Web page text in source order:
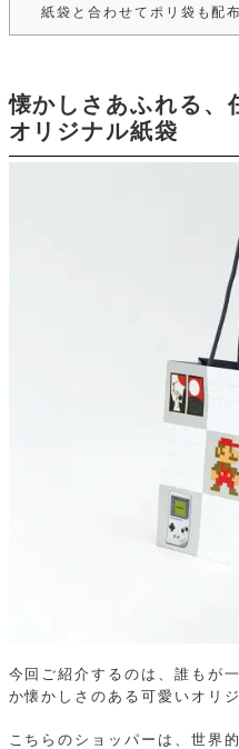
紙袋と合わせてポリ袋も配布
懐かしさあふれる、
オリジナル紙袋
今回ご紹介するのは、誰もが
か懐かしさのある可愛いオリ
こちらのショッパーは、世界